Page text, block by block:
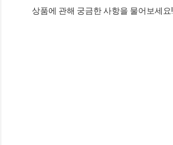
상품에 관해 궁금한 사항을 물어보세요!